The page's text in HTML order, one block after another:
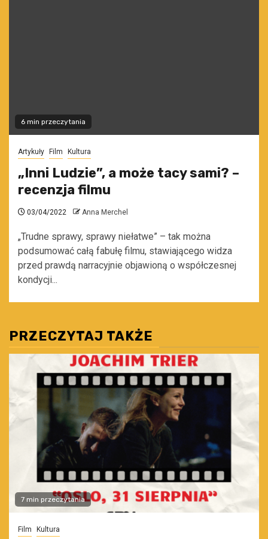
6 min przeczytania
Artykuły Film Kultura
„Inni Ludzie”, a może tacy sami? –
recenzja filmu
03/04/2022 Anna Merchel
„Trudne sprawy, sprawy niełatwe” – tak można
podsumować całą fabułę filmu, stawiającego widza
przed prawdą narracyjnie objawioną o współczesnej
kondycji...
PRZECZYTAJ TAKŻE
7 min przeczytania
Film Kultura